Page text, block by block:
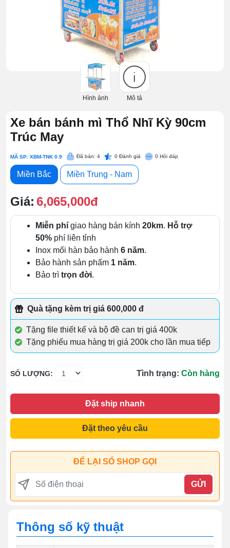
Hình ảnh Mô tả
Xe bán bánh mì Thổ Nhĩ Kỳ 90cm
Trúc May
MÃ SP: XBM-TNK 0.9 Đã bán: 4 0 Đánh giá 0 Hỏi đáp
Miền Bắc Miền Trung - Nam
Giá: 6,065,000đ
Miễn phí giao hàng bán kính 20km. Hỗ trợ
50% phí liên tỉnh
Inox mối hàn bảo hành 6 năm.
Bảo hành sản phẩm 1 năm.
Bảo trì trọn đời.
Quà tặng kèm trị giá 600,000 đ
Tặng file thiết kế và bộ đề can trị giá 400k
Tặng phiếu mua hàng trị giá 200k cho lần mua tiếp
SỐ LƯỢNG: Tình trạng: Còn hàng
Đặt ship nhanh
Đặt theo yêu cầu
ĐỂ LẠI SỐ SHOP GỌI
GỬI
Thông số kỹ thuật